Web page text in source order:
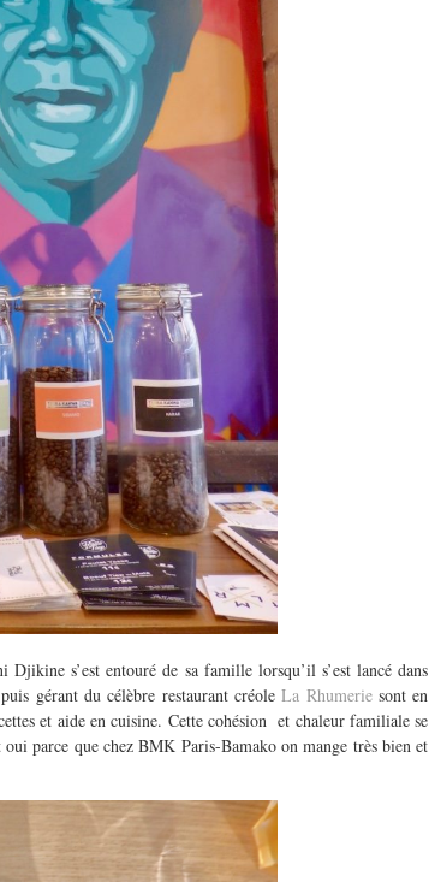
s’est entouré de sa famille lorsqu’il s’est lancé dans
gérant du célèbre restaurant créoleLa Rhumeriesont en
et aide en cuisine. Cette cohésion et chaleur familiale se
parce que chez BMK Paris-Bamako on mange très bien et